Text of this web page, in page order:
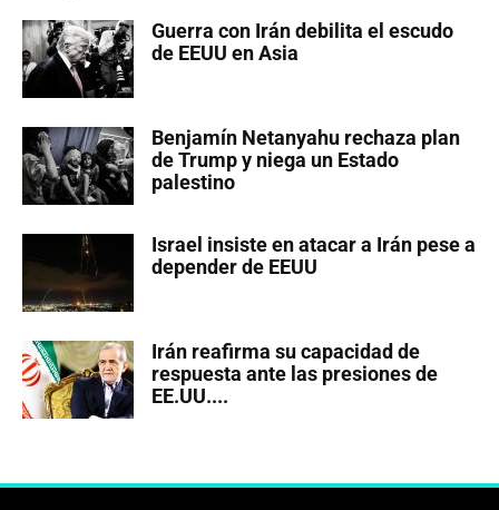
Guerra con Irán debilita el escudo
de EEUU en Asia
Benjamín Netanyahu rechaza plan
de Trump y niega un Estado
palestino
Israel insiste en atacar a Irán pese a
depender de EEUU
Irán reafirma su capacidad de
respuesta ante las presiones de
EE.UU....